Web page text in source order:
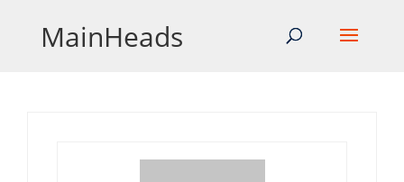
MainHeads